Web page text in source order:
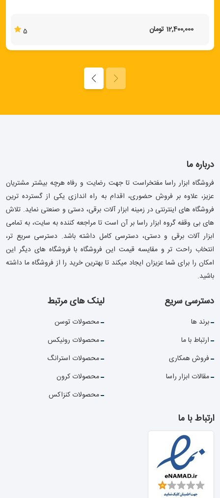
12,400,000 تومان 5
درباره ما
فروشگاه ابزار راسا مفتخراست تا جهت رضایت و رفاه هرچه بیشتر مشتریان
عزیز، علاوه بر فروش حضوری، اقدام به راه اندازی یکی از گسترده ترین
فروشگاه های اینترنتی در زمینه ابزار آلات برقی، دستی و صنعتی نماید. تلاش
های بی وقفه گروه ابزار راسا بر آن است تا مراجعه کننده به سایت، به تمامی
ابزار آلات برقی و دستی، دسترسی کامل داشته باشد. دسترسی سریع تر،
انتخاب راحت تر و مقایسه قیمت این فروشگاه با فروشگاه های دیگر این
امکان را برای شما عزیزان ایجاد میکند تا بهترین خرید را از فروشگاه ما داشته
باشید.
دسترسی سریع
برند ها
ارتباط با ما
فروش همکاری
مقالات ابزار راسا
لینک های مرتبط
محصولات توسن
محصولات رونیکس
محصولات استرانگ
محصولات کرون
محصولات کنزاکس
ارتباط با ما